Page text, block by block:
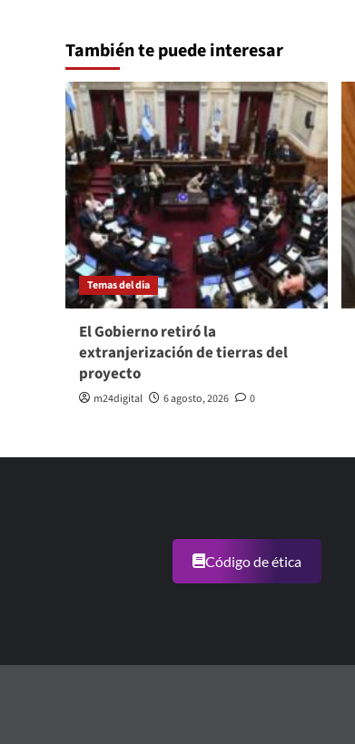
También te puede interesar
Temas del dia
El Gobierno retiró la
extranjerización de tierras del
proyecto
m24digital 6 agosto, 2026 0
Código de ética